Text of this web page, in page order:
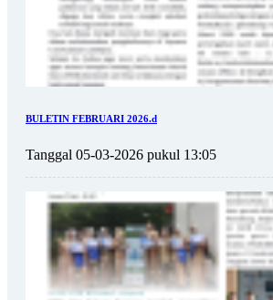
BULETIN FEBRUARI 2026.d
Tanggal 05-03-2026 pukul 13:05